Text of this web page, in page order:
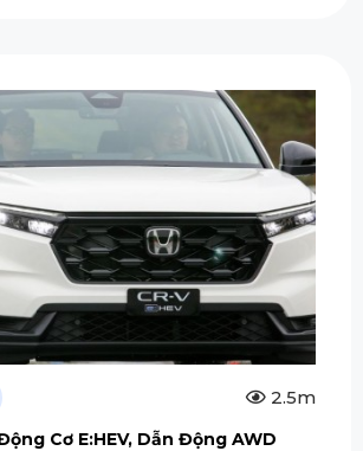
2.5m
Cơ E:HEV, Dẫn Động AWD